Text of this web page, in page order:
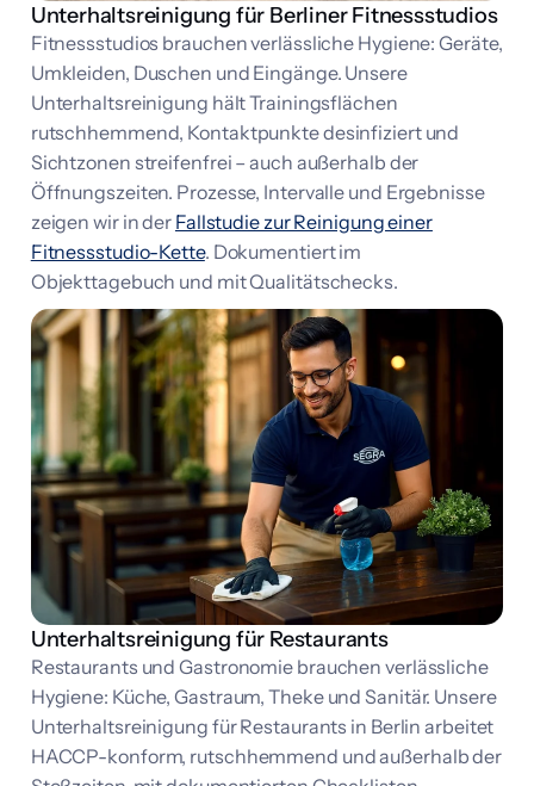
Unterhaltsreinigung für Berliner Fitnessstudios
Fitnessstudios brauchen verlässliche Hygiene: Geräte,
Umkleiden, Duschen und Eingänge. Unsere
Unterhaltsreinigung hält Trainingsflächen
rutschhemmend, Kontaktpunkte desinfiziert und
Sichtzonen streifenfrei – auch außerhalb der
Öffnungszeiten. Prozesse, Intervalle und Ergebnisse
zeigen wir in der Fallstudie zur Reinigung einer
Fitnessstudio-Kette. Dokumentiert im
Objekttagebuch und mit Qualitätschecks.
Unterhaltsreinigung für Restaurants
Restaurants und Gastronomie brauchen verlässliche
Hygiene: Küche, Gastraum, Theke und Sanitär. Unsere
Unterhaltsreinigung für Restaurants in Berlin arbeitet
HACCP-konform, rutschhemmend und außerhalb der